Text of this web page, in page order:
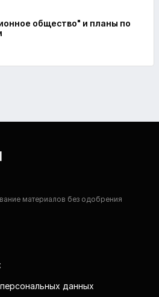
общество" и планы по
материалов без одобрения
данных